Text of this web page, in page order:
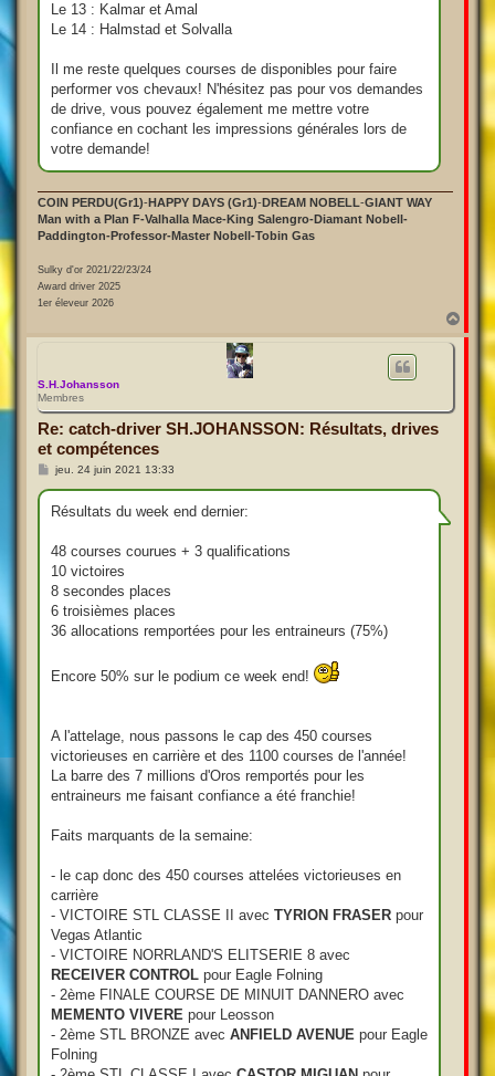
Le 13 : Kalmar et Amal
Le 14 : Halmstad et Solvalla
Il me reste quelques courses de disponibles pour faire
performer vos chevaux! N'hésitez pas pour vos demandes
de drive, vous pouvez également me mettre votre
confiance en cochant les impressions générales lors de
votre demande!
COIN PERDU(Gr1)-HAPPY DAYS (Gr1)-DREAM NOBELL-GIANT WAY
Man with a Plan F-Valhalla Mace-King Salengro-Diamant Nobell-
Paddington-Professor-Master Nobell-Tobin Gas
Sulky d'or 2021/22/23/24
Award driver 2025
1er éleveur 2026
a
S.H.Johansson
Membres
Re: catch-driver SH.JOHANSSON: Résultats, drives
et compétences
M
s
s
e
jeu. 24 juin 2021 13:33
Résultats du week end dernier:
48 courses courues + 3 qualifications
10 victoires
8 secondes places
6 troisièmes places
36 allocations remportées pour les entraineurs (75%)
Encore 50% sur le podium ce week end!
A l'attelage, nous passons le cap des 450 courses
victorieuses en carrière et des 1100 courses de l'année!
La barre des 7 millions d'Oros remportés pour les
entraineurs me faisant confiance a été franchie!
Faits marquants de la semaine:
- le cap donc des 450 courses attelées victorieuses en
carrière
- VICTOIRE STL CLASSE II avec TYRION FRASER pour
Vegas Atlantic
- VICTOIRE NORRLAND'S ELITSERIE 8 avec
RECEIVER CONTROL pour Eagle Folning
- 2ème FINALE COURSE DE MINUIT DANNERO avec
MEMENTO VIVERE pour Leosson
- 2ème STL BRONZE avec ANFIELD AVENUE pour Eagle
Folning